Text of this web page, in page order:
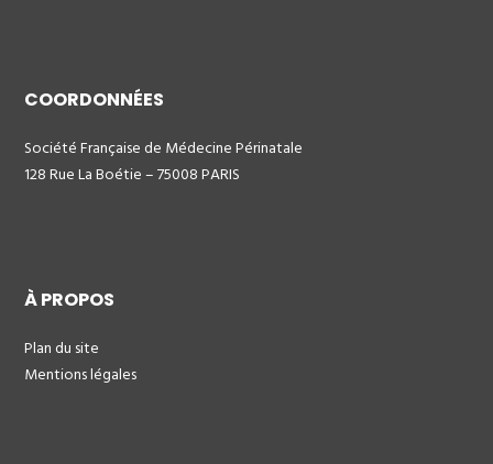
COORDONNÉES
Société Française de Médecine Périnatale
128 Rue La Boétie – 75008 PARIS
À PROPOS
Plan du site
Mentions légales